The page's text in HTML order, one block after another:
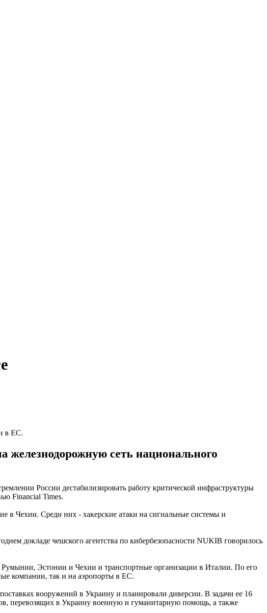
в ЕС.
железнодорожную сеть национального
России дестабилизировать работу критической инфраструктуры
Financial Times.
в Чехии. Среди них - хакерские атаки на сигнальные системы и
докладе чешского агентства по кибербезопасности NUKIB говорилось
Эстонии и Чехии и транспортные организации в Италии. По его
компании, так и на аэропорты в ЕС.
вооружений в Украину и планировали диверсии. В задачи ее 16
перевозящих в Украину военную и гуманитарную помощь, а также